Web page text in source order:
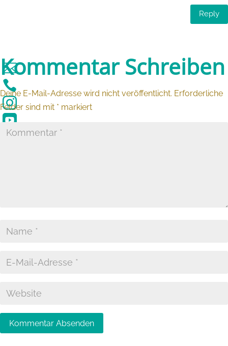
Reply
Kommentar Schreiben
Deine E-Mail-Adresse wird nicht veröffentlicht. Erforderliche
Felder sind mit * markiert
Kommentar Absenden



